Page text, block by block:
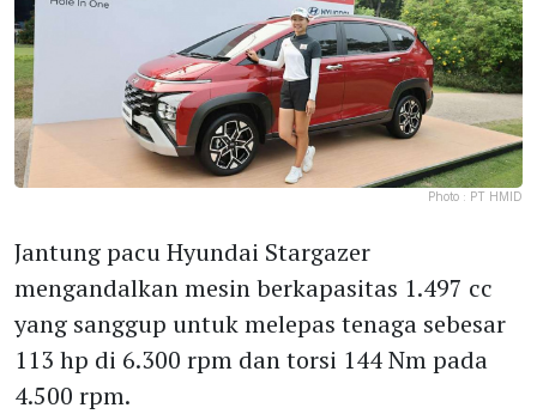
Photo : PT HMID
Jantung pacu Hyundai Stargazer
mengandalkan mesin berkapasitas 1.497 cc
yang sanggup untuk melepas tenaga sebesar
113 hp di 6.300 rpm dan torsi 144 Nm pada
4.500 rpm.